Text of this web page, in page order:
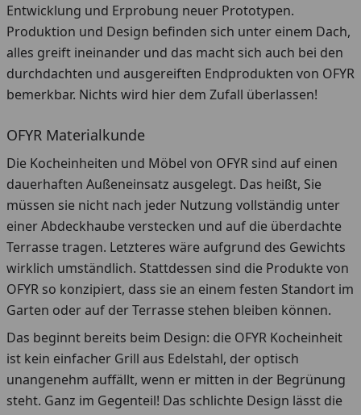
Entwicklung und Erprobung neuer Prototypen.
Produktion und Design befinden sich unter einem Dach,
alles greift ineinander und das macht sich auch bei den
durchdachten und ausgereiften Endprodukten von OFYR
bemerkbar. Nichts wird hier dem Zufall überlassen!
OFYR Materialkunde
Die Kocheinheiten und Möbel von OFYR sind auf einen
dauerhaften Außeneinsatz ausgelegt. Das heißt, Sie
müssen sie nicht nach jeder Nutzung vollständig unter
einer Abdeckhaube verstecken und auf die überdachte
Terrasse tragen. Letzteres wäre aufgrund des Gewichts
wirklich umständlich. Stattdessen sind die Produkte von
OFYR so konzipiert, dass sie an einem festen Standort im
Garten oder auf der Terrasse stehen bleiben können.
Das beginnt bereits beim Design: die OFYR Kocheinheit
ist kein einfacher Grill aus Edelstahl, der optisch
unangenehm auffällt, wenn er mitten in der Begrünung
steht. Ganz im Gegenteil! Das schlichte Design lässt die